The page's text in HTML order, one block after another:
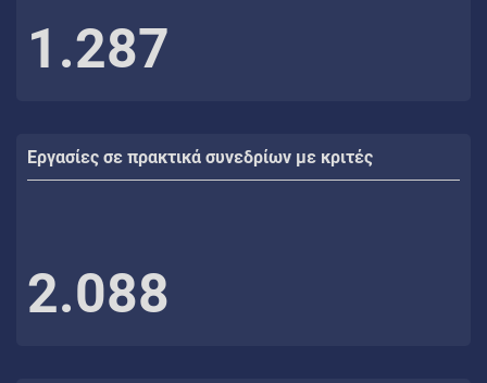
1.287
Εργασίες σε πρακτικά συνεδρίων με κριτές
2.088